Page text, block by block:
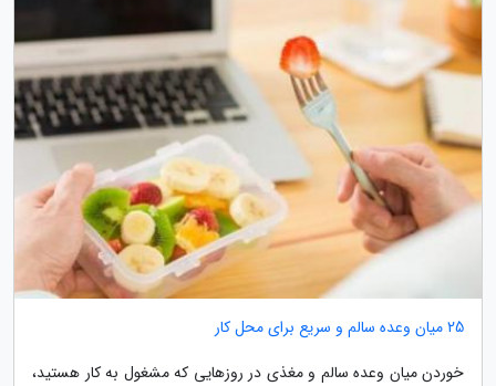
25 میان وعده سالم و سریع برای محل کار
خوردن میان وعده سالم و مغذی در روزهایی که مشغول به کار هستید،